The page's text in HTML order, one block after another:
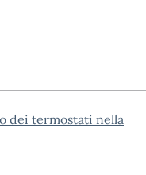
dei termostati nella